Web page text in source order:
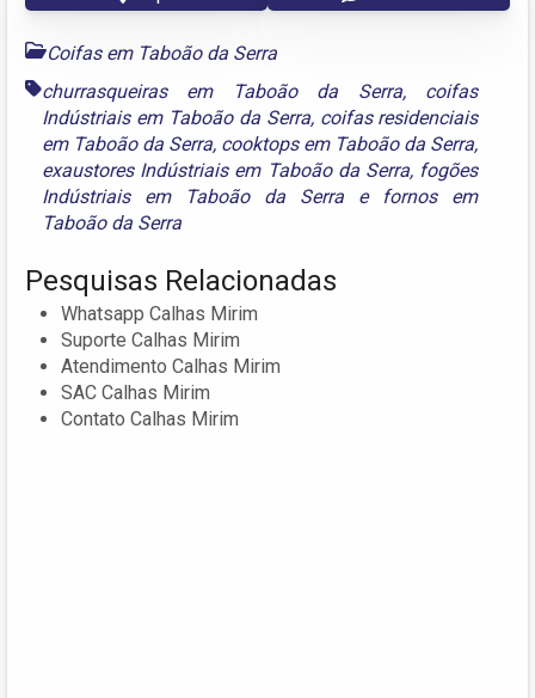
Coifas em Taboão da Serra
churrasqueiras em Taboão da Serra, coifas
Indústriais em Taboão da Serra, coifas residenciais
em Taboão da Serra, cooktops em Taboão da Serra,
exaustores Indústriais em Taboão da Serra, fogões
Indústriais em Taboão da Serra e fornos em
Taboão da Serra
Pesquisas Relacionadas
Whatsapp Calhas Mirim
Suporte Calhas Mirim
Atendimento Calhas Mirim
SAC Calhas Mirim
Contato Calhas Mirim